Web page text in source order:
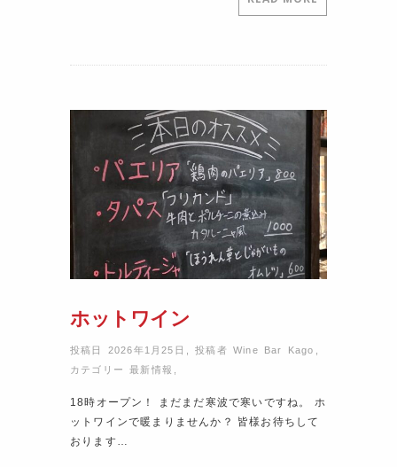
ホットワイン
投稿日 2026年1月25日 ,投稿者Wine Bar Kago
カテゴリー最新情報
18時オープン！ まだまだ寒波で寒いですね。 ホ
ットワインで暖まりませんか？ 皆様お待ちして
おります…